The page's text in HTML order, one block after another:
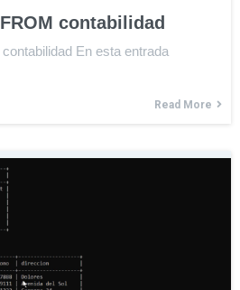
contabilidad
En esta entrada
Read More